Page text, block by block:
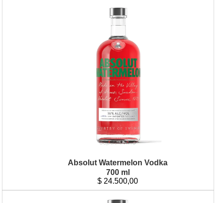
Absolut Watermelon Vodka
700 ml
$ 24.500,00